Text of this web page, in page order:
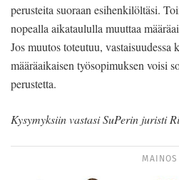
perusteita suoraan esihenkilöltäsi.
nopealla aikataululla muuttaa
Jos muutos toteutuu,
määräaikaisen työsopimuksen voisi
perustetta.
Kysymyksiin vastasi SuPerin juristi
MAINOS